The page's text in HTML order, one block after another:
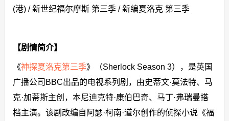
(港) / 新世纪福尔摩斯 第三季 / 新编夏洛克 第三季
【剧情简介】
《神探夏洛克第三季》（Sherlock Season 3），是英国
广播公司BBC出品的电视系列剧，由史蒂文·莫法特、马
克·加蒂斯主创，本尼迪克特·康伯巴奇、马丁·弗瑞曼搭
档主演。该剧改编自阿瑟·柯南·道尔创作的侦探小说《福